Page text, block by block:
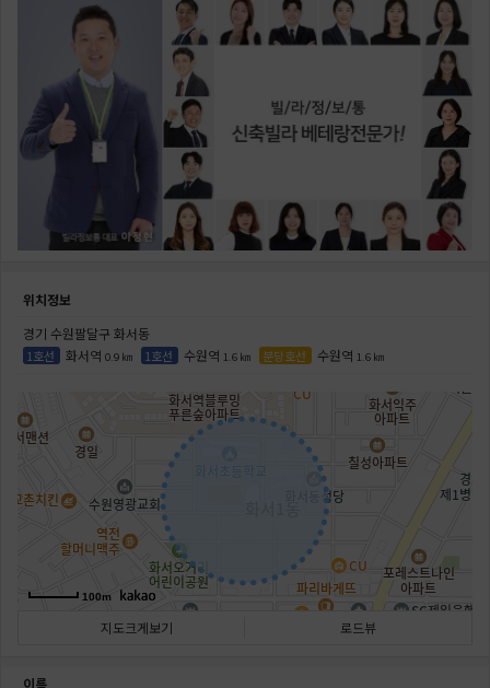
위치정보
경기 수원팔달구 화서동
1호선 화서역 0.9 ㎞ 1호선 수원역 1.6 ㎞ 분당호선 수원역 1.6 ㎞
100m
지도크게보기 로드뷰
이름